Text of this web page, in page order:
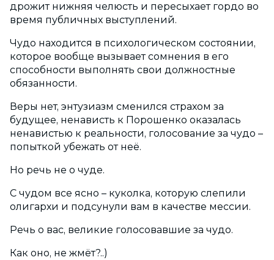
дрожит нижняя челюсть и пересыхает гордо во
время публичных выступлений.
Чудо находится в психологическом состоянии,
которое вообще вызывает сомнения в его
способности выполнять свои должностные
обязанности.
Веры нет, энтузиазм сменился страхом за
будущее, ненависть к Порошенко оказалась
ненавистью к реальности, голосование за чудо –
попыткой убежать от неё.
Но речь не о чуде.
С чудом все ясно – куколка, которую слепили
олигархи и подсунули вам в качестве мессии.
Речь о вас, великие голосовавшие за чудо.
Как оно, не жмёт?..)